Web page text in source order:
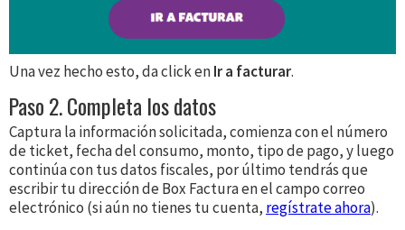
Una vez hecho esto, da click enIr a facturar.
Paso 2. Completa los datos
Captura la información solicitada, comienza con el número
de ticket, fecha del consumo, monto, tipo de pago, y luego
continúa con tus datos fiscales, por último tendrás que
escribir tu dirección de Box Factura en el campo correo
electrónico (si aún no tienes tu cuenta, regístrate ahora).